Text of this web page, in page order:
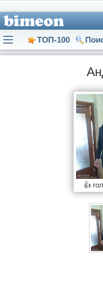
ТОП-100
👍